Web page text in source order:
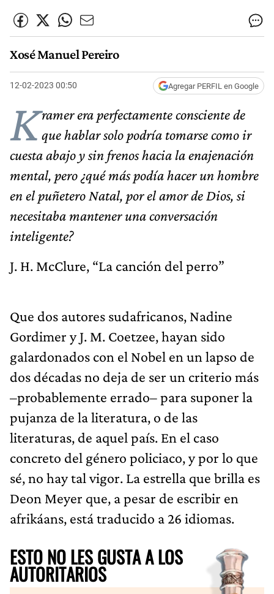
Xosé Manuel Pereiro
12-02-2023 00:50 Agregar PERFIL en Google
Kramer era perfectamente consciente de
que hablar solo podría tomarse como ir
cuesta abajo y sin frenos hacia la enajenación
mental, pero ¿qué más podía hacer un hombre
en el puñetero Natal, por el amor de Dios, si
necesitaba mantener una conversación
inteligente?
J. H. McClure, “La canción del perro”
Que dos autores sudafricanos, Nadine
Gordimer y J. M. Coetzee, hayan sido
galardonados con el Nobel en un lapso de
dos décadas no deja de ser un criterio más
–probablemente errado– para suponer la
pujanza de la literatura, o de las
literaturas, de aquel país. En el caso
concreto del género policiaco, y por lo que
sé, no hay tal vigor. La estrella que brilla es
Deon Meyer que, a pesar de escribir en
afrikáans, está traducido a 26 idiomas.
ESTO NO LES GUSTA A LOS
AUTORITARIOS